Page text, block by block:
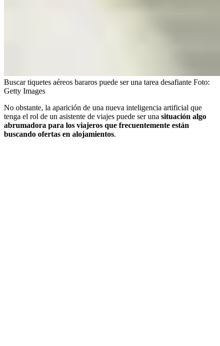
Buscar tiquetes aéreos bararos puede ser una tarea desafiante Foto:
Getty Images
No obstante, la aparición de una nueva inteligencia artificial que
tenga el rol de un asistente de viajes puede ser una situación algo
abrumadora para los viajeros que frecuentemente están
buscando ofertas en alojamientos.